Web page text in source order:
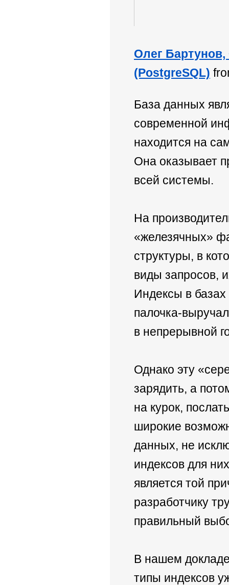
Олег
(PostgreSQL)
База данных
современной
находится на
Она оказывает
всей системы.
На
«железячных»
структуры, в
виды запросов,
Индексы в
палочка-
в непрерывной
Однако эту
зарядить, а
на курок,
широкие
данных, не
индексов для
является той
разработчику
правильный
В нашем
типы индексов